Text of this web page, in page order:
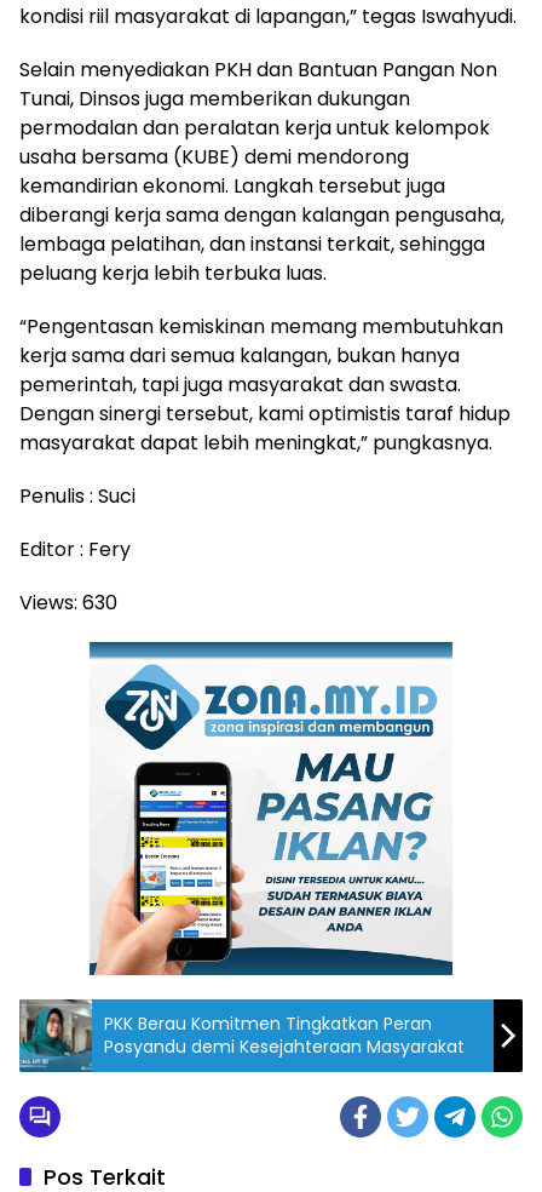
kondisi riil masyarakat di lapangan,” tegas Iswahyudi.
Selain menyediakan PKH dan Bantuan Pangan Non
Tunai, Dinsos juga memberikan dukungan
permodalan dan peralatan kerja untuk kelompok
usaha bersama (KUBE) demi mendorong
kemandirian ekonomi. Langkah tersebut juga
diberangi kerja sama dengan kalangan pengusaha,
lembaga pelatihan, dan instansi terkait, sehingga
peluang kerja lebih terbuka luas.
“Pengentasan kemiskinan memang membutuhkan
kerja sama dari semua kalangan, bukan hanya
pemerintah, tapi juga masyarakat dan swasta.
Dengan sinergi tersebut, kami optimistis taraf hidup
masyarakat dapat lebih meningkat,” pungkasnya.
Penulis : Suci
Editor : Fery
Views: 630
PKK Berau Komitmen Tingkatkan Peran
Posyandu demi Kesejahteraan Masyarakat
Pos Terkait